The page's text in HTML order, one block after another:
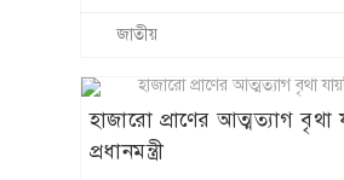
জাতীয়
হাজারো প্রাণের আত্মত্যাগ বৃথা
প্রধানমন্ত্রী